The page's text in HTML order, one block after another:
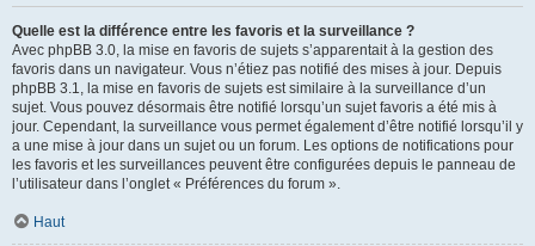
Quelle est la différence entre les favoris et la surveillance ?
Avec phpBB 3.0, la mise en favoris de sujets s’apparentait à la gestion des
favoris dans un navigateur. Vous n’étiez pas notifié des mises à jour. Depuis
phpBB 3.1, la mise en favoris de sujets est similaire à la surveillance d’un
sujet. Vous pouvez désormais être notifié lorsqu’un sujet favoris a été mis à
jour. Cependant, la surveillance vous permet également d’être notifié lorsqu’il y
a une mise à jour dans un sujet ou un forum. Les options de notifications pour
les favoris et les surveillances peuvent être configurées depuis le panneau de
l’utilisateur dans l’onglet « Préférences du forum ».
Haut